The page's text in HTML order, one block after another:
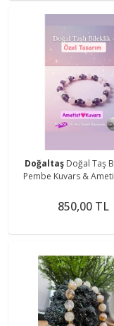
Doğaltaş Doğal Taş
Pembe Kuvars &
850,00 TL